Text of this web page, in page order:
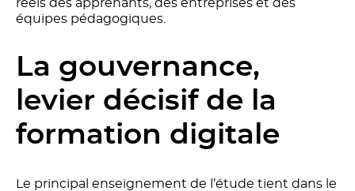
réels des apprenants, des entreprises et des
équipes pédagogiques.
La gouvernance,
levier décisif de la
formation digitale
Le principal enseignement de l’étude tient dans le